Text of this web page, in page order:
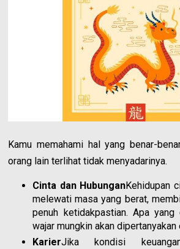
Kamu memahami hal yang benar-
orang lain terlihat tidak menyadarinya.
Cinta dan HubunganKehidupan
melewati masa yang berat,
penuh ketidakpastian. Apa yang
wajar mungkin akan dipertanyakan
KarierJika kondisi